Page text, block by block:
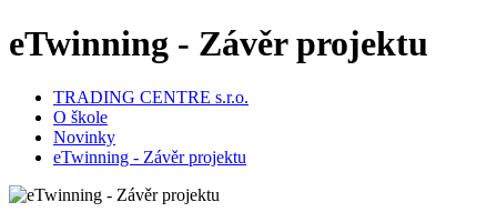
eTwinning - Závěr projektu
TRADING CENTRE s.r.o.
O škole
Novinky
eTwinning - Závěr projektu